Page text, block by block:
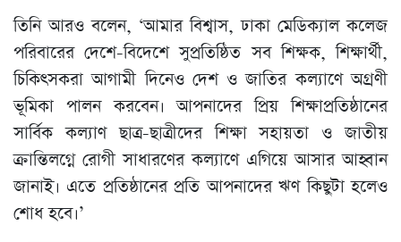
তিনি আরও বলেন, ‘আমার বিশ্বাস, ঢাকা মেডিক্যাল কলেজ
পরিবারের দেশে-বিদেশে সুপ্রতিষ্ঠিত সব শিক্ষক, শিক্ষার্থী,
চিকিৎসকরা আগামী দিনেও দেশ ও জাতির কল্যাণে অগ্রণী
ভূমিকা পালন করবেন। আপনাদের প্রিয় শিক্ষাপ্রতিষ্ঠানের
সার্বিক কল্যাণ ছাত্র-ছাত্রীদের শিক্ষা সহায়তা ও জাতীয়
ক্রান্তিলগ্নে রোগী সাধারণের কল্যাণে এগিয়ে আসার আহ্বান
জানাই। এতে প্রতিষ্ঠানের প্রতি আপনাদের ঋণ কিছুটা হলেও
শোধ হবে।’